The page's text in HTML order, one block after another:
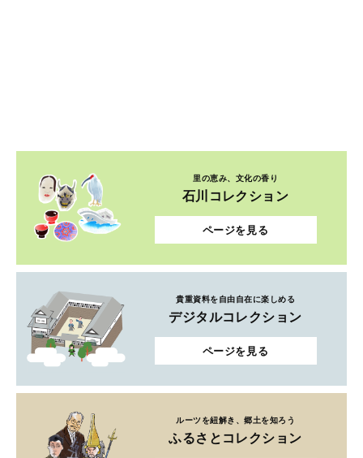
貴重資料を自由自在に楽しめる
デジタルコレクション
ページを見る
ルーツを紐解き、郷土を知ろう
ふるさとコレクション
ページを見る